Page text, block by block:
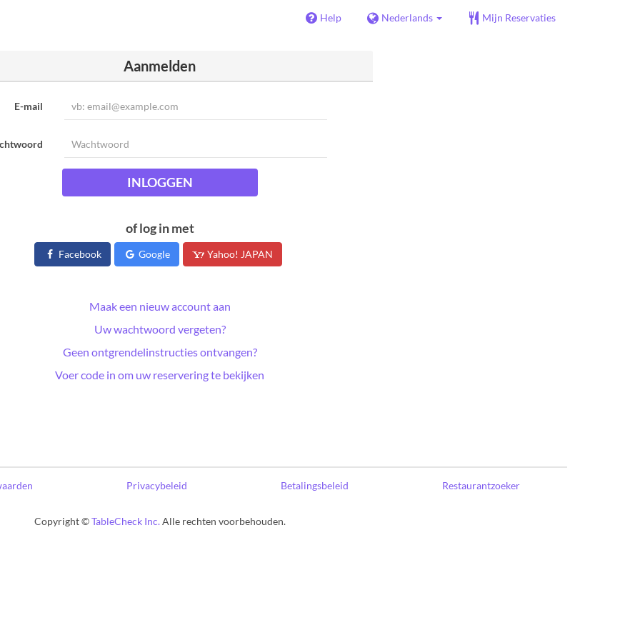
Help Nederlands Mijn Reservaties
Aanmelden
E-mail
INLOGGEN
of log in met
Facebook Google Yahoo! JAPAN
Maak een nieuw account aan
Uw wachtwoord vergeten?
Geen ontgrendelinstructies ontvangen?
Voer code in om uw reservering te bekijken
Privacybeleid Betalingsbeleid Restaurantzoeker
Copyright ©TableCheck Inc.Alle rechten voorbehouden.